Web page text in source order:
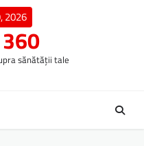
2026
sănătății tale